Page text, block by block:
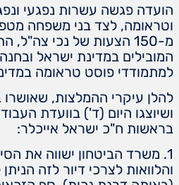
הועדה פגשה עשרות נפגעי
וטראומה, לצד בני משפחה
מ-150 הצעות של נכי
המובילים במדינת ישראל
למתמודדי פוסט טראומה
להלן עיקרי ההמלצות, שאושרו
ושיוצגו היום (ד') בוועדת
בראשות ח"כ ישראל אייכלר:
1. משרד הביטחון ישווה את
והלוואות לצרכי דיור לזה